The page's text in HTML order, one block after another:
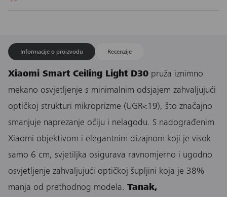
Informacije o proizvodu Recenzije
Xiaomi Smart Ceiling Light D30 pruža iznimno
mekano osvjetljenje s minimalnim odsjajem zahvaljujući
optičkoj strukturi mikroprizme (UGR<19), što značajno
smanjuje naprezanje očiju i nelagodu. S nadograđenim
Xiaomi objektivom i elegantnim dizajnom koji je visok
samo 6 cm, svjetiljka osigurava ravnomjerno i ugodno
osvjetljenje zahvaljujući optičkoj šupljini koja je 38%
manja od prethodnog modela. Tanak,